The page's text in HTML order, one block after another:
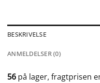
BESKRIVELSE
ANMELDELSER (0)
56 på lager, fragtprisen